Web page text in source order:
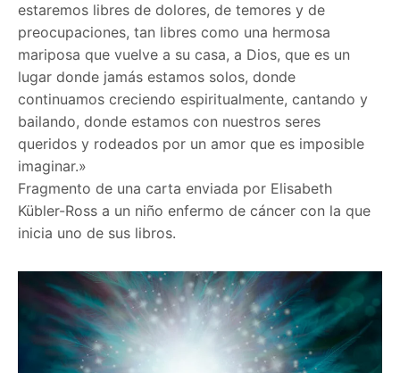
estaremos libres de dolores, de temores y de
preocupaciones, tan libres como una hermosa
mariposa que vuelve a su casa, a Dios, que es un
lugar donde jamás estamos solos, donde
continuamos creciendo espiritualmente, cantando y
bailando, donde estamos con nuestros seres
queridos y rodeados por un amor que es imposible
imaginar.»
Fragmento de una carta enviada por Elisabeth
Kübler-Ross a un niño enfermo de cáncer con la que
inicia uno de sus libros.